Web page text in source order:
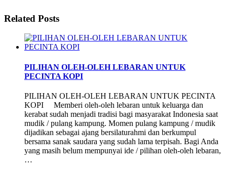
Related Posts
PILIHAN OLEH-OLEH LEBARAN UNTUK
PECINTA KOPI
PILIHAN OLEH-OLEH LEBARAN UNTUK PECINTA
KOPI Memberi oleh-oleh lebaran untuk keluarga dan
kerabat sudah menjadi tradisi bagi masyarakat Indonesia saat
mudik / pulang kampung. Momen pulang kampung / mudik
dijadikan sebagai ajang bersilaturahmi dan berkumpul
bersama sanak saudara yang sudah lama terpisah. Bagi Anda
yang masih belum mempunyai ide / pilihan oleh-oleh lebaran,
…